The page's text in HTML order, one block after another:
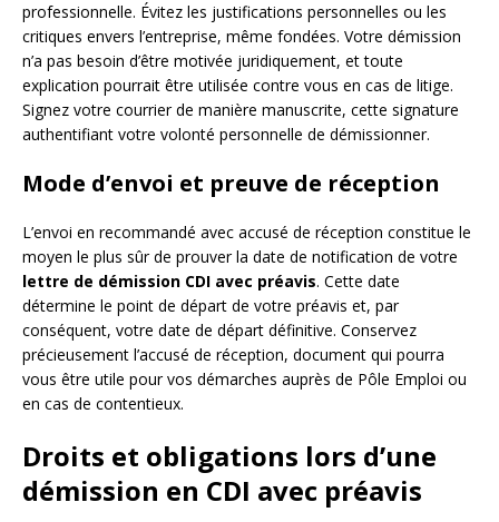
professionnelle. Évitez les justifications personnelles ou les
critiques envers l’entreprise, même fondées. Votre démission
n’a pas besoin d’être motivée juridiquement, et toute
explication pourrait être utilisée contre vous en cas de litige.
Signez votre courrier de manière manuscrite, cette signature
authentifiant votre volonté personnelle de démissionner.
Mode d’envoi et preuve de réception
L’envoi en recommandé avec accusé de réception constitue le
moyen le plus sûr de prouver la date de notification de votre
lettre de démission CDI avec préavis. Cette date
détermine le point de départ de votre préavis et, par
conséquent, votre date de départ définitive. Conservez
précieusement l’accusé de réception, document qui pourra
vous être utile pour vos démarches auprès de Pôle Emploi ou
en cas de contentieux.
Droits et obligations lors d’une
démission en CDI avec préavis